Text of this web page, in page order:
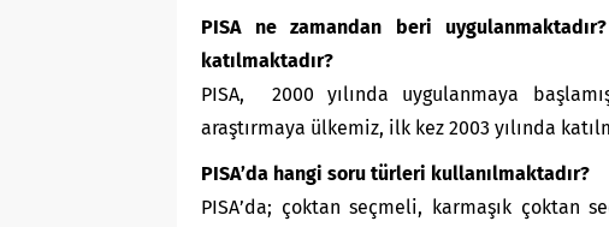
PISA ne zamandan beri
katılmaktadır?
PISA, 2000 yılında uygulanmaya
araştırmaya ülkemiz, ilk kez 2003 yılında
PISA’da hangi soru türleri kullanılmaktadır?
PISA’da; çoktan seçmeli, karmaşık çoktan